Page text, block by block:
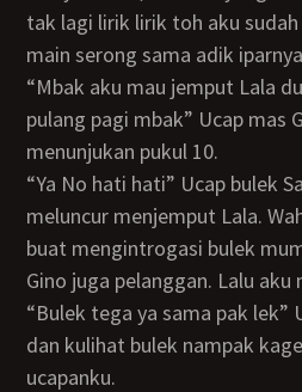
tak lagi lirik lirik toh aku
main serong sama adik
“Mbak aku mau jemput Lala dulu katanya hari ini
pulang pagi mbak” Ucap mas
menunjukan pukul 10.
“Ya No hati hati” Ucap bulek Santi dan mas Gino pun
meluncur menjemput Lala.
buat mengintrogasi bulek
Gino juga pelanggan. Lalu
“Bulek tega ya sama pak lek” Ucapku ke bulek Santi
dan kulihat bulek nampak
ucapanku.